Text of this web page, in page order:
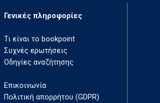
Γενικές πληροφορίες
Τι είναι το bookpoint
Συχνές ερωτήσεις
Οδηγίες αναζήτησης
Επικοινωνία
Πολιτική απορρήτου (GDPR)